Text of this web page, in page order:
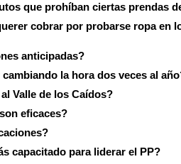
que prohíban ciertas prendas
cobrar por probarse ropa en
anticipadas?
la hora dos veces al
Valle de los Caídos?
eficaces?
capacitado para liderar el PP?